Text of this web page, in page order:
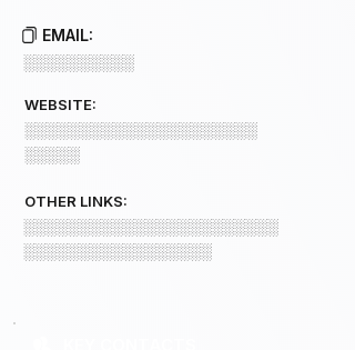
EMAIL:
░░░░░░░░░░
WEBSITE:
░░░░░░░░░░░░░░░░░░░░░
░░░░░
OTHER LINKS:
░░░░░░░░░░░░░░░░░░░░░░░
░░░░░░░░░░░░░░░░░